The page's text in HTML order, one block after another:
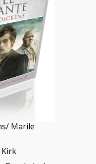
Marile
Kirk